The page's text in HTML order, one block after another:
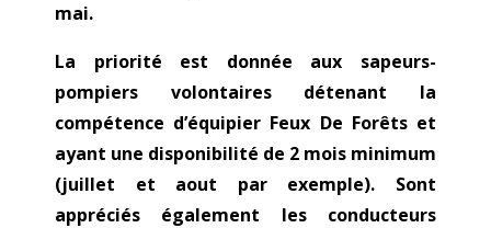
mai.
La priorité est donnée aux sapeurs-
pompiers volontaires détenant la
compétence d’équipier Feux De Forêts et
ayant une disponibilité de 2 mois minimum
(juillet et aout par exemple). Sont
appréciés également les conducteurs